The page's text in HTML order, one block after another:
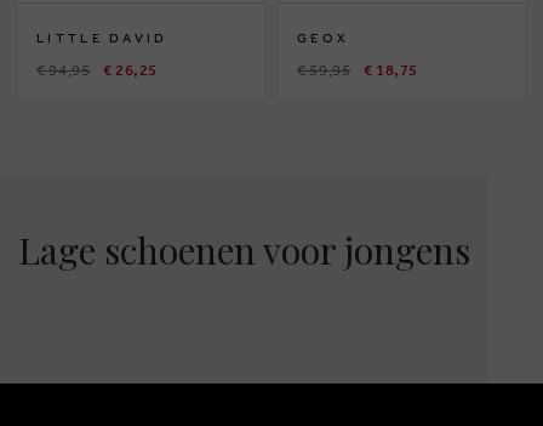
LITTLE DAVID
€ 94,95 € 26,25
GEOX
€ 59,95 € 18,75
Lage schoenen voor jongens